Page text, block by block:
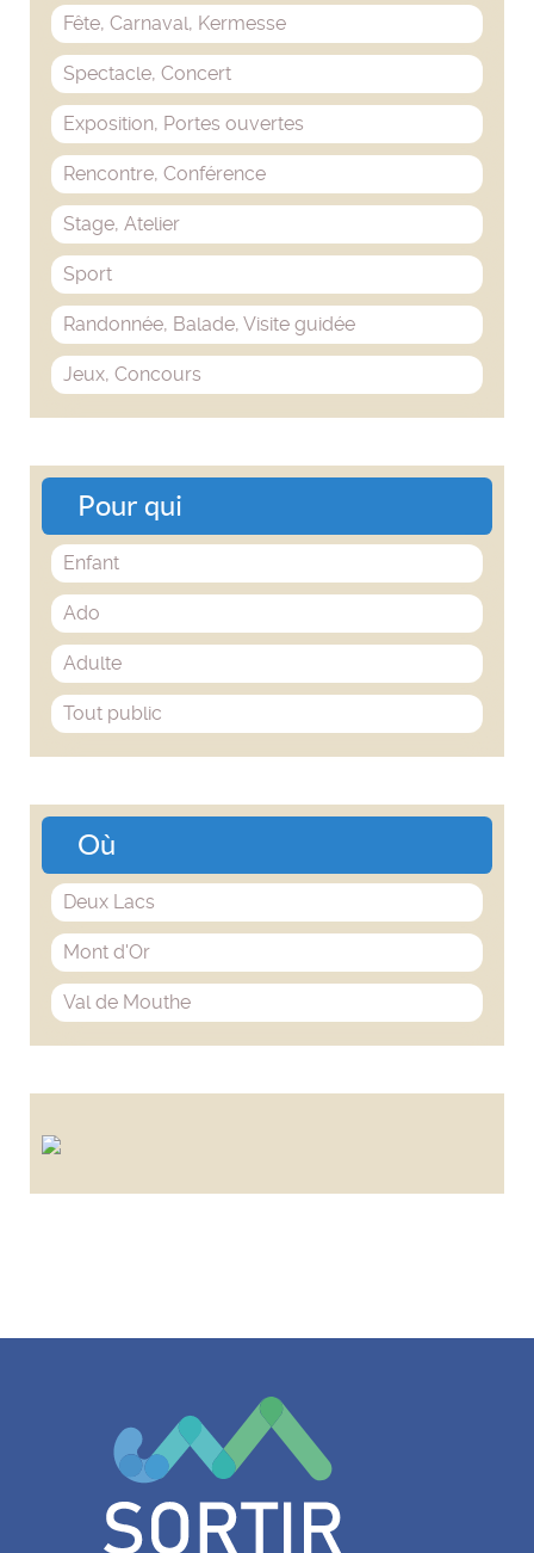
Fête, Carnaval, Kermesse
Spectacle, Concert
Exposition, Portes ouvertes
Rencontre, Conférence
Stage, Atelier
Sport
Randonnée, Balade, Visite guidée
Jeux, Concours
Pour qui
Enfant
Ado
Adulte
Tout public
Où
Deux Lacs
Mont d'Or
Val de Mouthe